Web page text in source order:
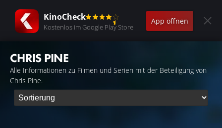
KinoCheck
Kostenlos im Google Play Store
App öffnen
CHRIS PINE
Alle Informationen zu Filmen und Serien mit der Beteiligung von
Chris Pine.